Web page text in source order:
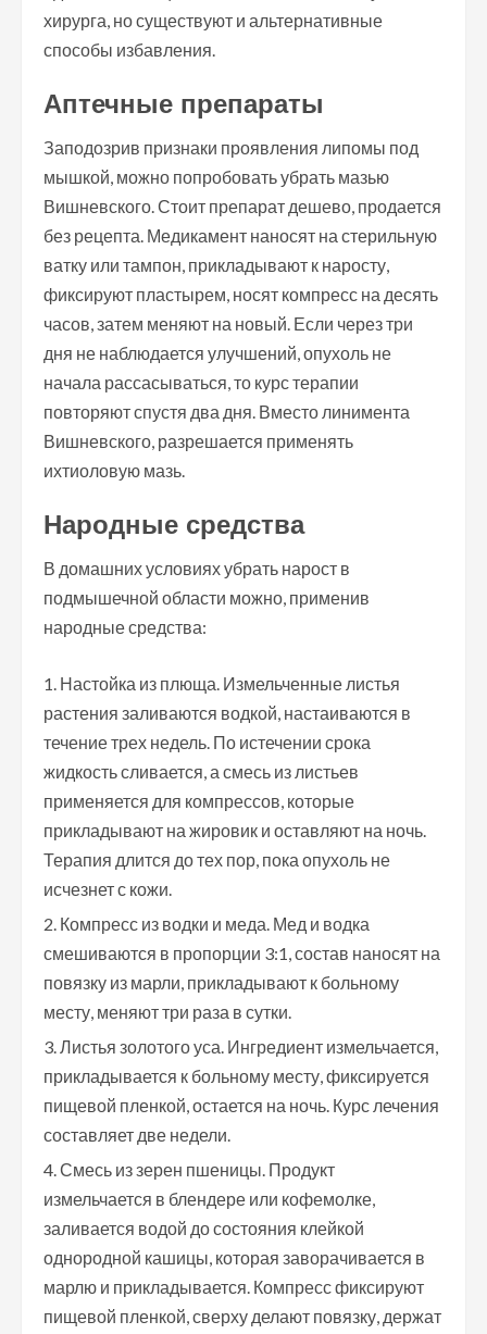
хирурга, но существуют и альтернативные
способы избавления.
Аптечные препараты
Заподозрив признаки проявления липомы под
мышкой, можно попробовать убрать мазью
Вишневского. Стоит препарат дешево, продается
без рецепта. Медикамент наносят на стерильную
ватку или тампон, прикладывают к наросту,
фиксируют пластырем, носят компресс на десять
часов, затем меняют на новый. Если через три
дня не наблюдается улучшений, опухоль не
начала рассасываться, то курс терапии
повторяют спустя два дня. Вместо линимента
Вишневского, разрешается применять
ихтиоловую мазь.
Народные средства
В домашних условиях убрать нарост в
подмышечной области можно, применив
народные средства:
Настойка из плюща. Измельченные листья
растения заливаются водкой, настаиваются в
течение трех недель. По истечении срока
жидкость сливается, а смесь из листьев
применяется для компрессов, которые
прикладывают на жировик и оставляют на ночь.
Терапия длится до тех пор, пока опухоль не
исчезнет с кожи.
Компресс из водки и меда. Мед и водка
смешиваются в пропорции 3:1, состав наносят на
повязку из марли, прикладывают к больному
месту, меняют три раза в сутки.
Листья золотого уса. Ингредиент измельчается,
прикладывается к больному месту, фиксируется
пищевой пленкой, остается на ночь. Курс лечения
составляет две недели.
Смесь из зерен пшеницы. Продукт
измельчается в блендере или кофемолке,
заливается водой до состояния клейкой
однородной кашицы, которая заворачивается в
марлю и прикладывается. Компресс фиксируют
пищевой пленкой, сверху делают повязку, держат